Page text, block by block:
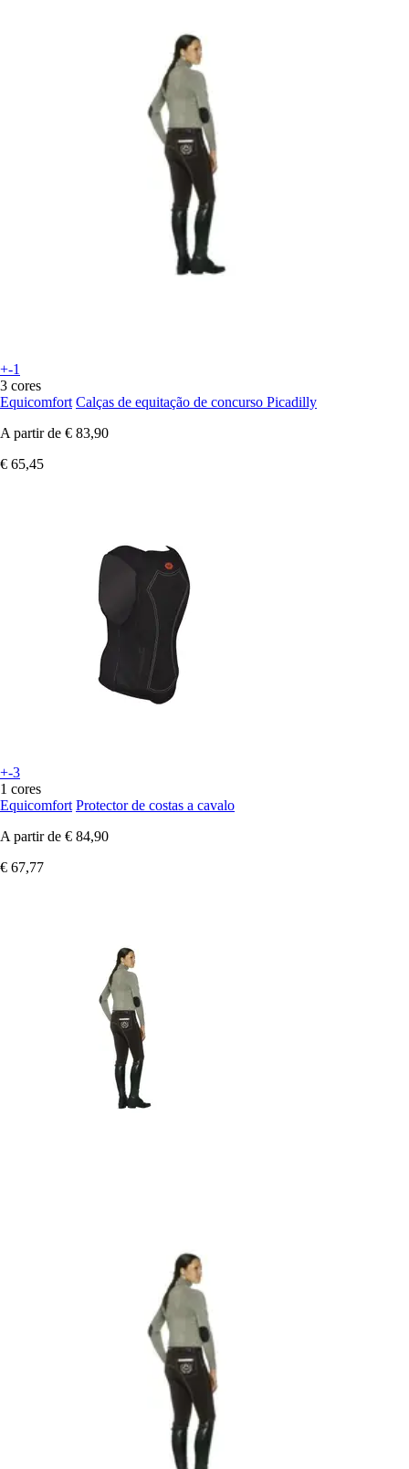
+-1
3 cores
Equicomfort Calças de equitação de concurso Picadilly
A partir de € 83,90
€ 65,45
+-3
1 cores
Equicomfort Protector de costas a cavalo
A partir de € 84,90
€ 67,77